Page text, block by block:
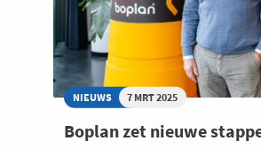
NIEUWS 7 MRT 2025
Boplan zet nieuwe